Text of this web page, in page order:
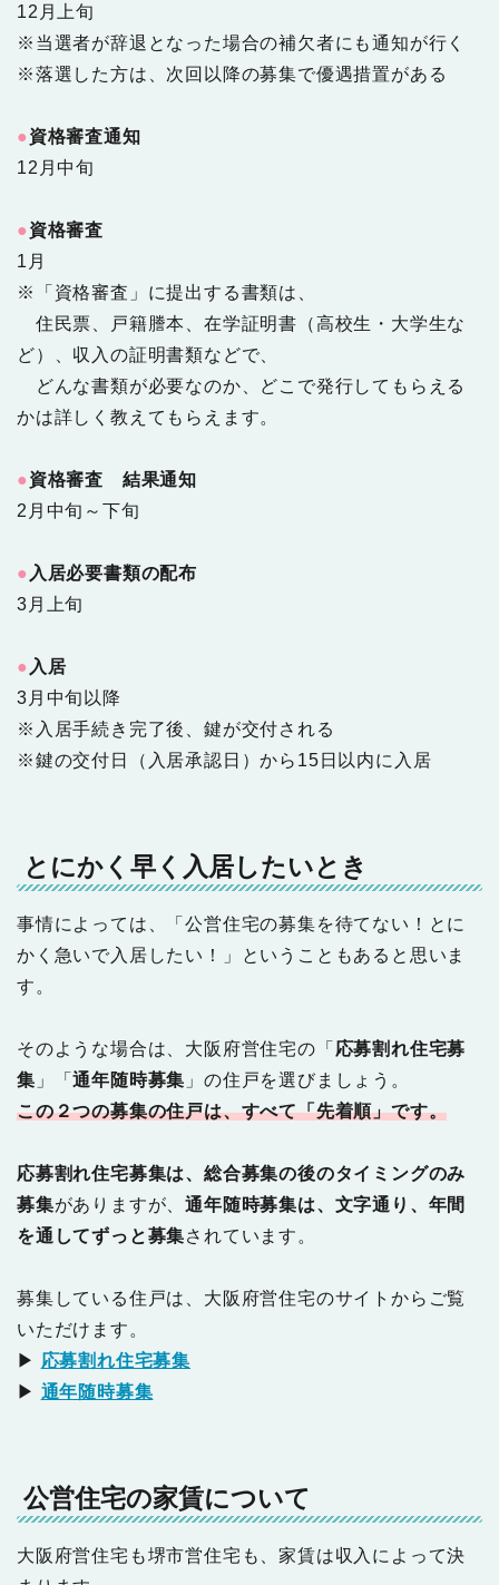
12月上旬
※当選者が辞退となった場合の補欠者にも通知が行く
※落選した方は、次回以降の募集で優遇措置がある
●資格審査通知
12月中旬
●資格審査
1月
※「資格審査」に提出する書類は、
住民票、戸籍謄本、在学証明書（高校生・大学生な
ど）、収入の証明書類などで、
どんな書類が必要なのか、どこで発行してもらえる
かは詳しく教えてもらえます。
●資格審査 結果通知
2月中旬～下旬
● 入居必要書類の配布
3月上旬
● 入居
3月中旬以降
※入居手続き完了後、鍵が交付される
※鍵の交付日（入居承認日）から15日以内に入居
とにかく早く入居したいとき
事情によっては、「公営住宅の募集を待てない！とに
かく急いで入居したい！」ということもあると思いま
す。
そのような場合は、大阪府営住宅の「 応募割れ住宅募
集 」「通年随時募集 」の住戸を選びましょう。
この２つの募集の住戸は、すべて「先着順」です。
応募割れ住宅募集は、総合募集の後のタイミングのみ
募集がありますが、通年随時募集は、文字通り、年間
を通してずっと募集されています。
募集している住戸は、大阪府営住宅のサイトからご覧
いただけます。
▶ 応募割れ住宅募集
▶ 通年随時募集
公営住宅の家賃について
大阪府営住宅も堺市営住宅も、家賃は収入によって決